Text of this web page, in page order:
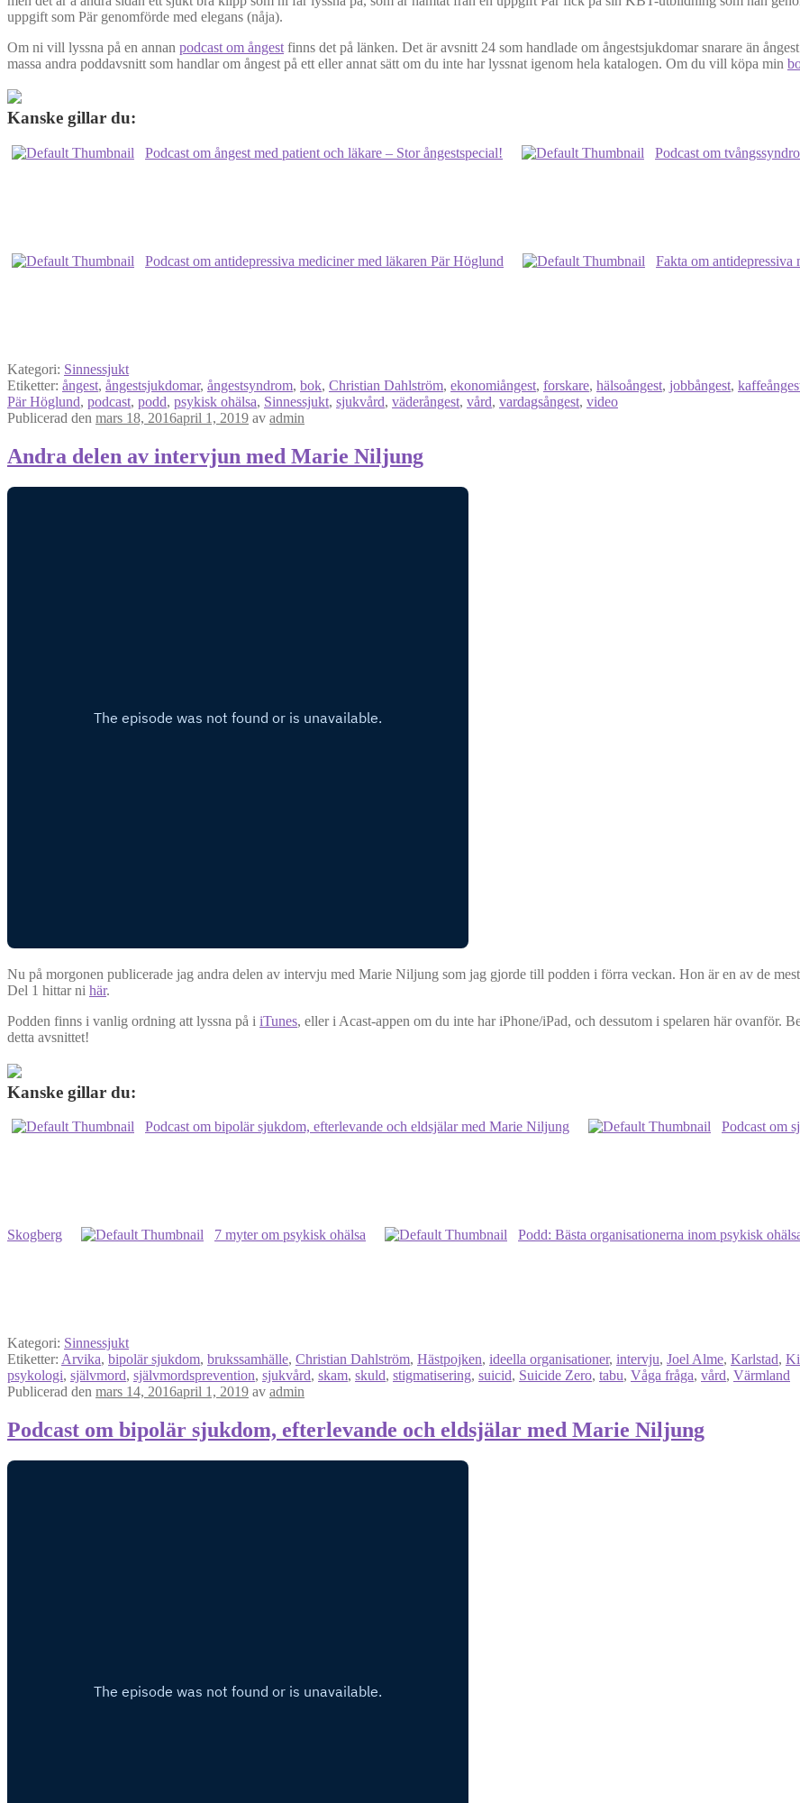
uppgift som Pär genomförde med elegans (nåja).
Om ni vill lyssna på en annan podcast om ångest finns det på länken. Det är avsnitt 24 som handlade om ångestsjukdomar snarare än
massa andra poddavsnitt som handlar om ångest på ett eller annat sätt om du inte har lyssnat igenom hela katalogen. Om du vill köpa min
Kanske gillar du:
Podcast om ångest med patient och läkare – Stor ångestspecial! Podcast om
Podcast om antidepressiva mediciner med läkaren Pär Höglund Fakta om
Kategori: Sinnessjukt
Etiketter: ångest, ångestsjukdomar, ångestsyndrom, bok, Christian Dahlström, ekonomiångest, forskare, hälsoångest, jobbångest,
Pär Höglund, podcast, podd, psykisk ohälsa, Sinnessjukt, sjukvård, väderångest, vård, vardagsångest, video
Publicerad den mars 18, 2016april 1, 2019 av admin
Andra delen av intervjun med Marie Niljung
Nu på morgonen publicerade jag andra delen av intervju med Marie Niljung som jag gjorde till podden i förra veckan. Hon är en av de
Del 1 hittar ni här.
Podden finns i vanlig ordning att lyssna på i iTunes, eller i Acast-appen om du inte har iPhone/iPad, och dessutom i spelaren här ovanför.
detta avsnittet!
Kanske gillar du:
Podcast om bipolär sjukdom, efterlevande och eldsjälar med Marie Niljung Podcast om
Skogberg 7 myter om psykisk ohälsa Podd: Bästa organisationerna inom psykisk
Kategori: Sinnessjukt
Etiketter: Arvika, bipolär sjukdom, brukssamhälle, Christian Dahlström, Hästpojken, ideella organisationer, intervju, Joel Alme, Karlstad,
psykologi, självmord, självmordsprevention, sjukvård, skam, skuld, stigmatisering, suicid, Suicide Zero, tabu, Våga fråga, vård, Värmland
Publicerad den mars 14, 2016april 1, 2019 av admin
Podcast om bipolär sjukdom, efterlevande och eldsjälar med Marie Niljung